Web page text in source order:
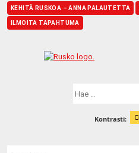
KEHITÄ RUSKOA – ANNA PALAUTETTA
ILMOITA TAPAHTUMA
Hae:
Kontrasti: